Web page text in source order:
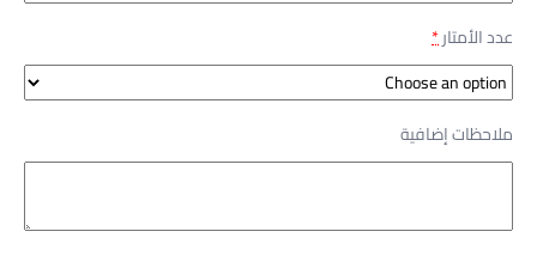
عدد الأمتار*
ملاحظات إضافية